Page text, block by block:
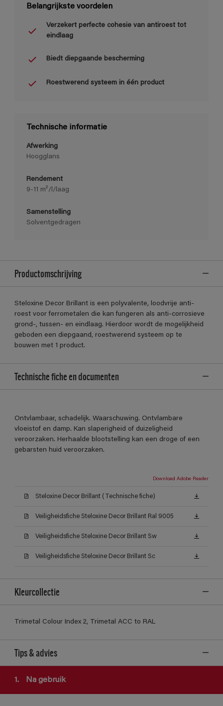
Belangrijkste voordelen
Verzekert perfecte cohesie van antiroest tot
eindlaag
Biedt diepgaande bescherming
Roestwerend systeem in één product
Technische informatie
Afwerking
Hoogglans
Rendement
9-11 m²/l/laag
Samenstelling
Solventgedragen
Productomschrijving
Steloxine Decor Brillant is een polyvalente, loodvrije anti-
roest voor ferrometalen die kan fungeren als anti-corrosieve
grond-, tussen- en eindlaag. Hierdoor wordt de mogelijkheid
geboden een diepgaand, roestwerend systeem op te
bouwen met 1 product.
Technische fiche en documenten
Ontvlambaar, schadelijk. Waarschuwing. Ontvlambare
vloeistof en damp. Kan slaperigheid of duizeligheid
veroorzaken. Herhaalde blootstelling kan een droge of een
gebarsten huid veroorzaken.
Download Adobe Reader
Steloxine Decor Brillant (Technische fiche)
Veiligheidsfiche Steloxine Decor Brillant Ral 9005
Veiligheidsfiche Steloxine Decor Brillant Sw
Veiligheidsfiche Steloxine Decor Brillant Sc
Kleurcollectie
Trimetal Colour Index 2, Trimetal ACC to RAL
Tips & advies
1. Na gebruik